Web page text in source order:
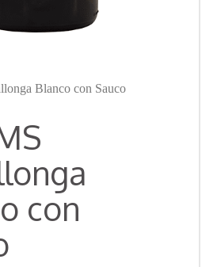
Blanco con Sauco
con